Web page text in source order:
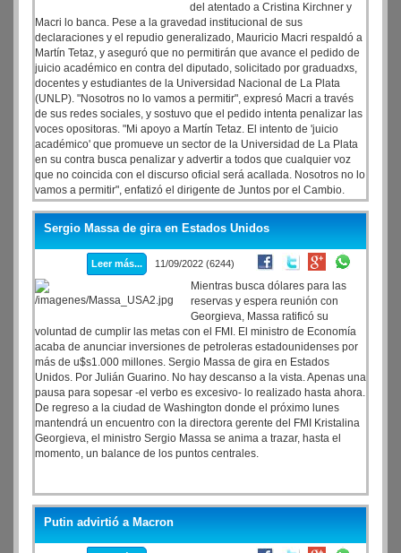
del atentado a Cristina Kirchner y
Macri lo banca. Pese a la gravedad institucional de sus
declaraciones y el repudio generalizado, Mauricio Macri respaldó a
Martín Tetaz, y aseguró que no permitirán que avance el pedido de
juicio académico en contra del diputado, solicitado por graduadxs,
docentes y estudiantes de la Universidad Nacional de La Plata
(UNLP). "Nosotros no lo vamos a permitir", expresó Macri a través
de sus redes sociales, y sostuvo que el pedido intenta penalizar las
voces opositoras. "Mi apoyo a Martín Tetaz. El intento de 'juicio
académico' que promueve un sector de la Universidad de La Plata
en su contra busca penalizar y advertir a todos que cualquier voz
que no coincida con el discurso oficial será acallada. Nosotros no lo
vamos a permitir", enfatizó el dirigente de Juntos por el Cambio.
Sergio Massa de gira en Estados Unidos
Leer más... 11/09/2022 (6244)
Mientras busca dólares para las
reservas y espera reunión con
Georgieva, Massa ratificó su
voluntad de cumplir las metas con el FMI. El ministro de Economía
acaba de anunciar inversiones de petroleras estadounidenses por
más de u$s1.000 millones. Sergio Massa de gira en Estados
Unidos. Por Julián Guarino. No hay descanso a la vista. Apenas una
pausa para sopesar -el verbo es excesivo- lo realizado hasta ahora.
De regreso a la ciudad de Washington donde el próximo lunes
mantendrá un encuentro con la directora gerente del FMI Kristalina
Georgieva, el ministro Sergio Massa se anima a trazar, hasta el
momento, un balance de los puntos centrales.
Putin advirtió a Macron